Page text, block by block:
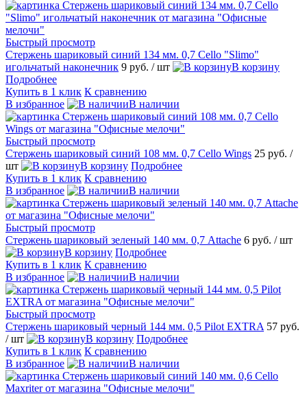
Быстрый просмотр
Стержень шариковый синий 134 мм. 0,7 Cello "Slimo"
игольчатый наконечник 9 руб. / шт
В корзину
Подробнее
Купить в 1 клик К сравнению
В избранное
В наличии
Быстрый просмотр
Стержень шариковый синий 108 мм. 0,7 Cello Wings 25 руб. /
шт
В корзину Подробнее
Купить в 1 клик К сравнению
В избранное
В наличии
Быстрый просмотр
Стержень шариковый зеленый 140 мм. 0,7 Attache 6 руб. / шт
В корзину Подробнее
Купить в 1 клик К сравнению
В избранное
В наличии
Быстрый просмотр
Стержень шариковый черный 144 мм. 0,5 Pilot EXTRA 57 руб.
/ шт
В корзину Подробнее
Купить в 1 клик К сравнению
В избранное
В наличии